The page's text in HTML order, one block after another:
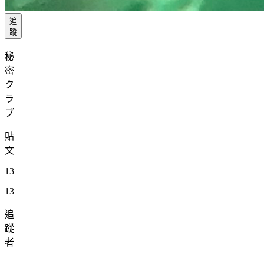
追
蹤
秘
密
ク
ラ
ブ
貼
文
13
13
追
蹤
者